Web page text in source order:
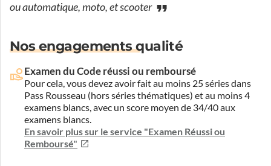
ou automatique, moto, et scooter
Nos engagements qualité
Examen du Code réussi ou remboursé
Pour cela, vous devez avoir fait au moins 25 séries dans
Pass Rousseau (hors séries thématiques) et au moins 4
examens blancs, avec un score moyen de 34/40 aux
examens blancs.
En savoir plus sur le service "Examen Réussi ou
Remboursé"